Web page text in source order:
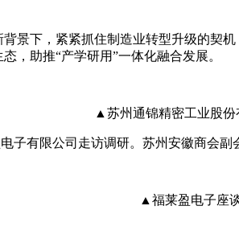
景下，紧紧抓住制造业转型升级的契
，助推“产学研用”一体化融合发展。
▲苏州通锦精密工业股份
有限公司走访调研。苏州安徽商会副
▲福莱盈电子座